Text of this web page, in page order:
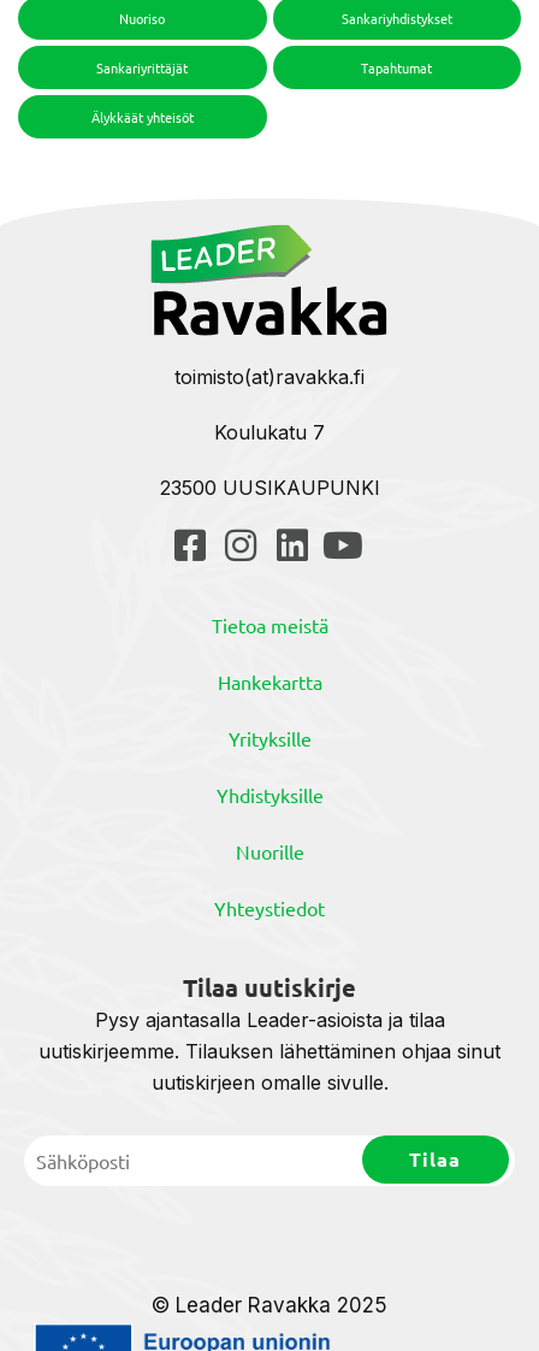
Nuoriso Sankariyhdistykset
Sankariyrittäjät Tapahtumat
Älykkäät yhteisöt
toimisto(at)ravakka.fi
Koulukatu 7
23500 UUSIKAUPUNKI
Tietoa meistä
Hankekartta
Yrityksille
Yhdistyksille
Nuorille
Yhteystiedot
Tilaa uutiskirje
Pysy ajantasalla Leader-asioista ja tilaa
uutiskirjeemme. Tilauksen lähettäminen ohjaa sinut
uutiskirjeen omalle sivulle.
© Leader Ravakka 2025